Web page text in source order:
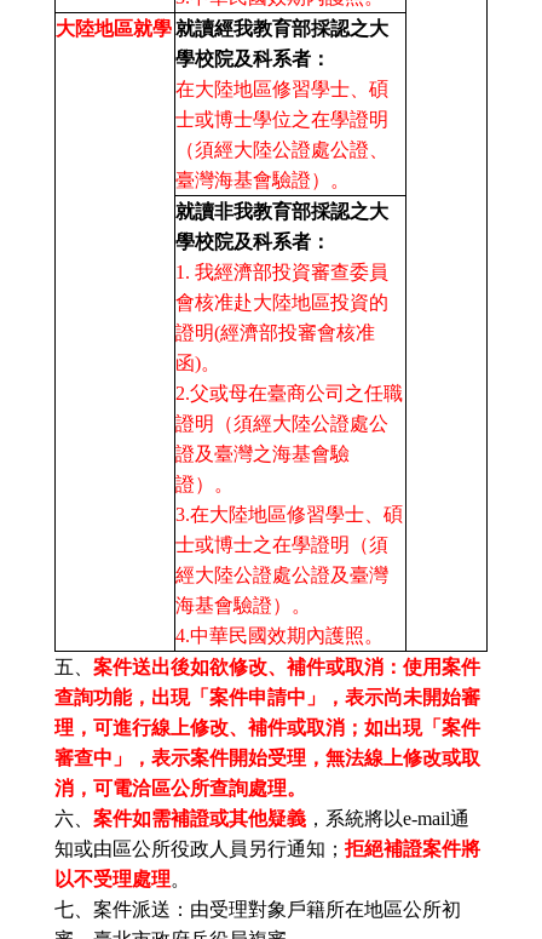
大陸地區就學就讀經我教育部採認之大
學校院及科系者：
在大陸地區修習學士、碩
士或博士學位之在學證明
（須經大陸公證處公證、
臺灣海基會驗證）。
就讀非我教育部採認之大
學校院及科系者：
1. 我經濟部投資審查委員
會核准赴大陸地區投資的
證明(經濟部投審會核准
函)。
2.父或母在臺商公司之任職
證明（須經大陸公證處公
證及臺灣之海基會驗
證）。
3.在大陸地區修習學士、碩
士或博士之在學證明（須
經大陸公證處公證及臺灣
海基會驗證）。
4.中華民國效期內護照。
五、 案件送出後如欲修改、補件或取消：使用案件
查詢功能，出現「案件申請中」，表示尚未開始審
理，可進行線上修改、補件或取消；如出現「案件
審查中」，表示案件開始受理，無法線上修改或取
消，可電洽區公所查詢處理。
六、 案件如需補證或其他疑義 ，系統將以e-mail通
知或由區公所役政人員另行通知； 拒絕補證案件將
以不受理處理。
七、案件派送：由受理對象戶籍所在地區公所初